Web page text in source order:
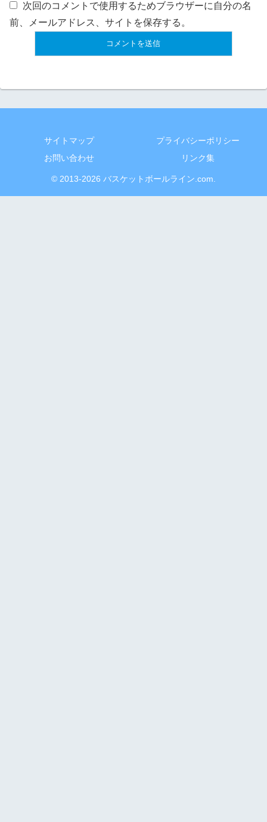
次回のコメントで使用するためブラウザーに自分の名
前、メールアドレス、サイトを保存する。
サイトマップ
プライバシーポリシー
お問い合わせ
リンク集
© 2013-2026 バスケットボールライン.com.